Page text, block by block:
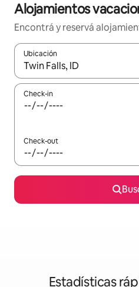
Alojamientos
Encontrá y reservá
Ubicación
Cuando los resultados estén
Check-in
Check-out
Estadísticas